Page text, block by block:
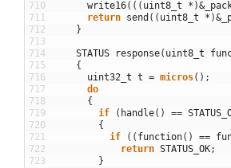
710
711
712
713
714
715
716
717
718
719
720
721
722
723
write16( ( ( uint8_t * )&
return send ( ( uint8_t * )&
}
STATUS response( uint8 t
{
uint32 t t = micros( ) ;
do
{
if
( handle( ) ==
{
if
( ( function( ) ==
return STATUS_OK;
}